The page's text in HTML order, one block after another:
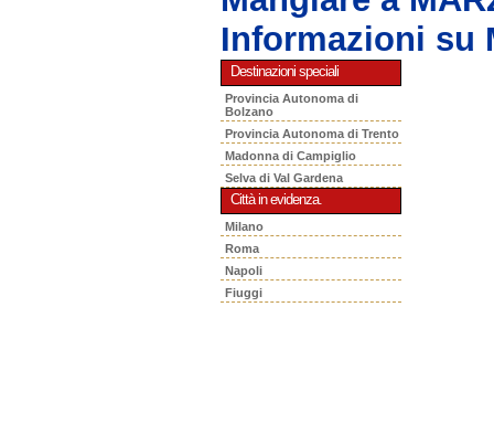
Informazioni su
Destinazioni speciali
Provincia Autonoma di
Bolzano
Provincia Autonoma di Trento
Madonna di Campiglio
Selva di Val Gardena
Città in evidenza.
Milano
Roma
Napoli
Fiuggi